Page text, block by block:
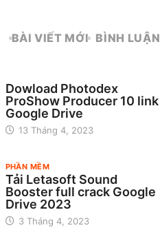
BÀI VIẾT MỚI BÌNH LUẬN
Dowload Photodex
ProShow Producer 10 link
Google Drive
13 Tháng 4, 2023
PHẦN MỀM
Tải Letasoft Sound
Booster full crack Google
Drive 2023
3 Tháng 4, 2023